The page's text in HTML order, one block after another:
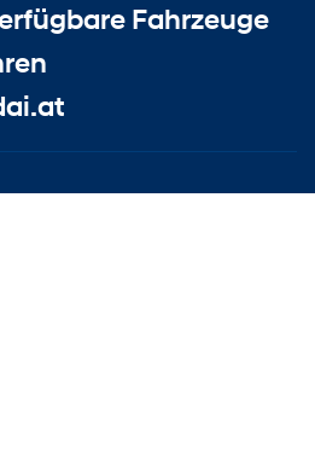
Fahrzeuge